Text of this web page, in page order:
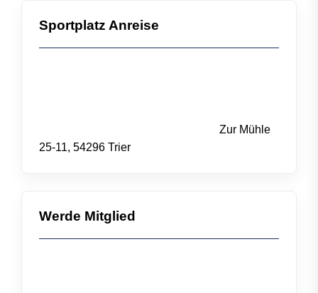
Sportplatz Anreise
Zur Mühle
25-11, 54296 Trier
Werde Mitglied